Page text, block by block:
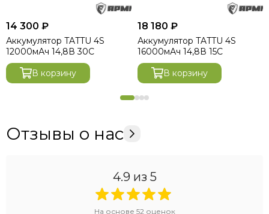
14 300 ₽
Аккумулятор TATTU 4S
12000мАч 14,8В 30C
В корзину
18 180 ₽
Аккумулятор TATTU 4S
16000мАч 14,8В 15C
В корзину
Отзывы о нас
4.9 из 5
На основе 52 оценок